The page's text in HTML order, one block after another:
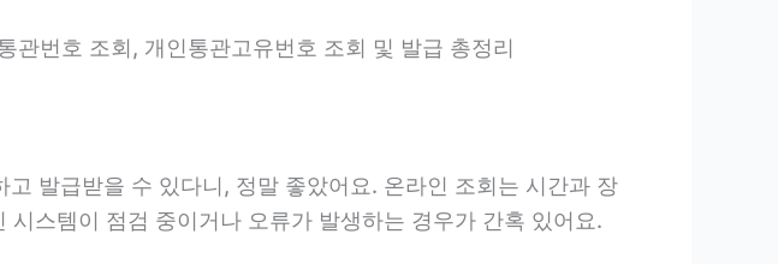
번호 조회, 개인통관고유번호 조회 및 발급 총정리
발급받을 수 있다니, 정말 좋았어요. 온라인 조회는 시간과 장
스템이 점검 중이거나 오류가 발생하는 경우가 간혹 있어요.